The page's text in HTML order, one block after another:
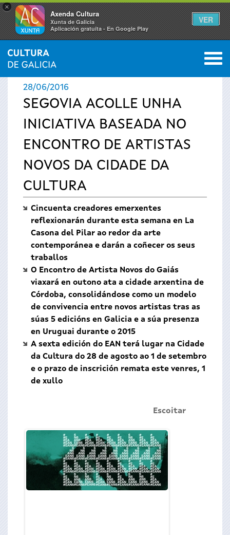
×
Axenda Cultura
Xunta de Galicia
Aplicación gratuíta - En Google Play
VER
Vostede
está
aquí
INICIO › ACTUALIDADE 0
28/06/2016
SEGOVIA ACOLLE UNHA
INICIATIVA BASEADA NO
ENCONTRO DE ARTISTAS
NOVOS DA CIDADE DA
CULTURA
Cincuenta creadores emerxentes
reflexionarán durante esta semana en La
Casona del Pilar ao redor da arte
contemporánea e darán a coñecer os seus
traballos
O Encontro de Artista Novos do Gaiás
viaxará en outono ata a cidade arxentina de
Córdoba, consolidándose como un modelo
de convivencia entre novos artistas tras as
súas 5 edicións en Galicia e a súa presenza
en Uruguai durante o 2015
A sexta edición do EAN terá lugar na Cidade
da Cultura do 28 de agosto ao 1 de setembro
e o prazo de inscrición remata este venres, 1
de xullo
Escoitar